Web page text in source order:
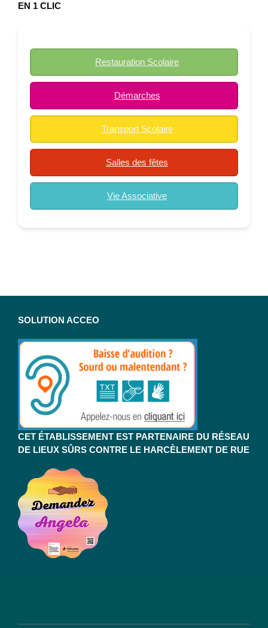
EN 1 CLIC
Restauration Scolaire
Démarches
Transport Scolaire
Salles des fêtes
Vie Associative
SOLUTION ACCEO
CET ÉTABLISSEMENT EST PARTENAIRE DU RÉSEAU
DE LIEUX SÛRS CONTRE LE HARCÈLEMENT DE RUE